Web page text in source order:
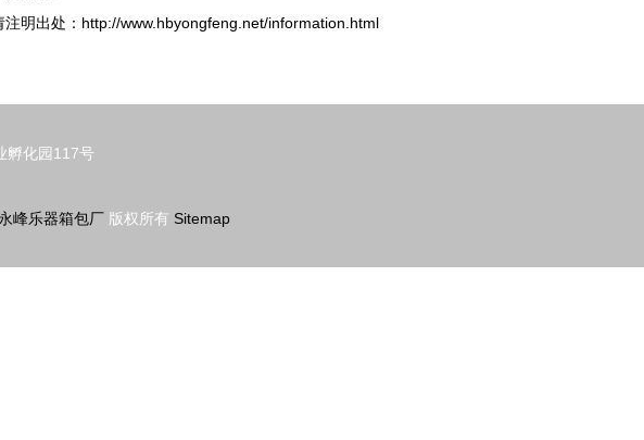
注明出处：http://www.hbyongfeng.net/information.html
孵化园117号
峰乐器箱包厂版权所有 Sitemap